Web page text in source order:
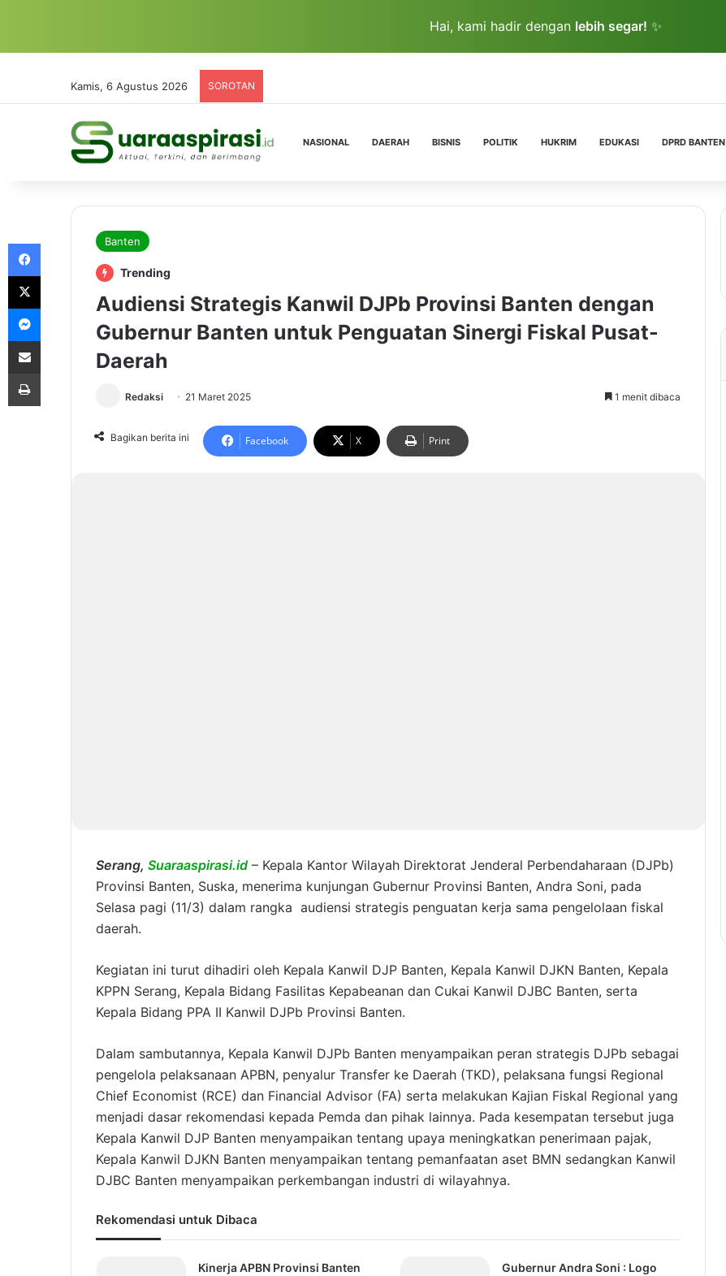
Hai, kami hadir dengan lebih segar! ✨
Kamis, 6 Agustus 2026 SOROTAN
NASIONAL DAERAH BISNIS POLITIK HUKRIM EDUKASI DPRD BANTEN
Banten
Trending
Audiensi Strategis Kanwil DJPb Provinsi Banten dengan
Gubernur Banten untuk Penguatan Sinergi Fiskal Pusat-
Daerah
Redaksi 21 Maret 2025 1 menit dibaca
Bagikan berita ini Facebook X Print
Serang, Suaraaspirasi.id – Kepala Kantor Wilayah Direktorat Jenderal Perbendaharaan (DJPb)
Provinsi Banten, Suska, menerima kunjungan Gubernur Provinsi Banten, Andra Soni, pada
Selasa pagi (11/3) dalam rangka audiensi strategis penguatan kerja sama pengelolaan fiskal
daerah.
Kegiatan ini turut dihadiri oleh Kepala Kanwil DJP Banten, Kepala Kanwil DJKN Banten, Kepala
KPPN Serang, Kepala Bidang Fasilitas Kepabeanan dan Cukai Kanwil DJBC Banten, serta
Kepala Bidang PPA II Kanwil DJPb Provinsi Banten.
Dalam sambutannya, Kepala Kanwil DJPb Banten menyampaikan peran strategis DJPb sebagai
pengelola pelaksanaan APBN, penyalur Transfer ke Daerah (TKD), pelaksana fungsi Regional
Chief Economist (RCE) dan Financial Advisor (FA) serta melakukan Kajian Fiskal Regional yang
menjadi dasar rekomendasi kepada Pemda dan pihak lainnya. Pada kesempatan tersebut juga
Kepala Kanwil DJP Banten menyampaikan tentang upaya meningkatkan penerimaan pajak,
Kepala Kanwil DJKN Banten menyampaikan tentang pemanfaatan aset BMN sedangkan Kanwil
DJBC Banten menyampaikan perkembangan industri di wilayahnya.
Rekomendasi untuk Dibaca
Kinerja APBN Provinsi Banten
Gubernur Andra Soni : Logo
Messenger